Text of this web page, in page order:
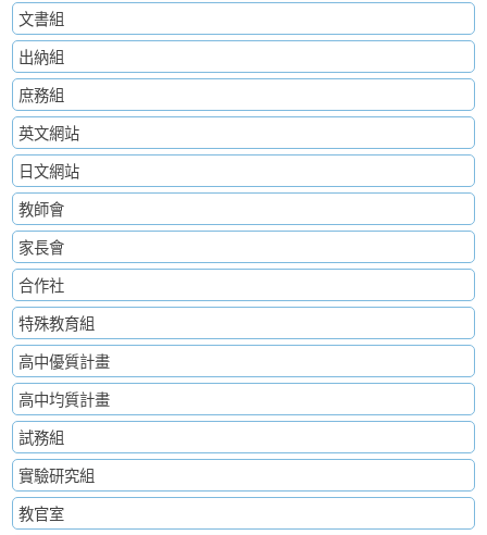
文書組
出納組
庶務組
英文網站
日文網站
教師會
家長會
合作社
特殊教育組
高中優質計畫
高中均質計畫
試務組
實驗研究組
教官室